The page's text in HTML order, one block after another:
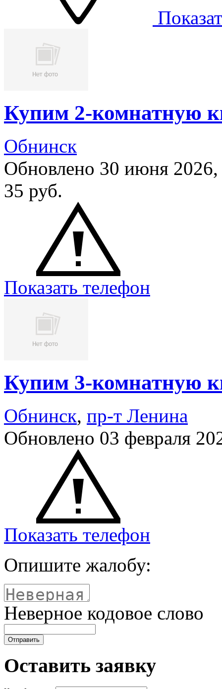
Купим 2-комнатную
Обнинск
Обновлено 30 июня
35 руб.
Показать телефон
Купим 3-комнатную
Обнинск, пр-т Ленина
Обновлено 03 февраля
Показать телефон
Опишите жалобу:
Неверное кодовое слово
Оставить заявку